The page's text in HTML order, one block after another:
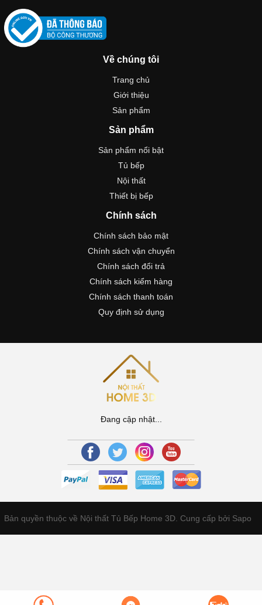
Về chúng tôi
Trang chủ
Giới thiệu
Sản phẩm
Sản phẩm
Sản phẩm nổi bật
Tủ bếp
Nội thất
Thiết bị bếp
Chính sách
Chính sách bảo mật
Chính sách vận chuyển
Chính sách đổi trả
Chính sách kiểm hàng
Chính sách thanh toán
Quy định sử dụng
Đang cập nhật...
Bản quyền thuộc về Nội thất Tủ Bếp Home 3D. Cung cấp bởi Sapo